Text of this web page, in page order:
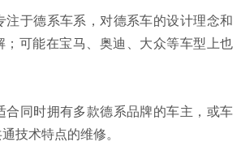
注于德系车系，对德系车的设计理念和
；可能在宝马、奥迪、大众等车型上也
合同时拥有多款德系品牌的车主，或车
技术特点的维修。